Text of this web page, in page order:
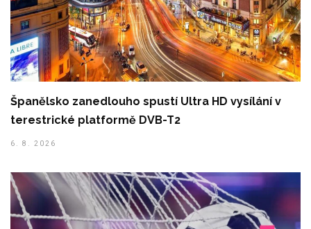
Španělsko zanedlouho spustí Ultra HD vysílání v
terestrické platformě DVB-T2
6. 8. 2026